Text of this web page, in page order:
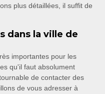
plus détaillées, il suffit de
dans la ville de
importantes pour les
qu'il faut absolument
de contacter des
de vous adresser à